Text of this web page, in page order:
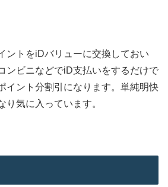
ントをiDバリューに交換しておい
ンビニなどでiD支払いをするだけで
イント分割引になります。単純明快
り気に入っています。